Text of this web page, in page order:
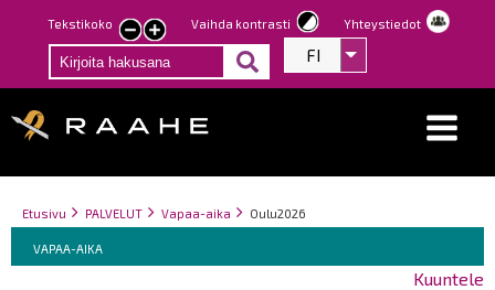
Hyppää
pääsisältöön
Tekstikoko
Pienennä
tekstin
kokoa
Suurenna
tekstin
kokoa
Vaihda kontrasti Yhteystiedot
FI Listaa
Breadcrumbs
You
here:
Etusivu PALVELUT Vapaa-aika Oulu2026
Breadcrumbs
You
are
VAPAA-AIKA
Kuuntele